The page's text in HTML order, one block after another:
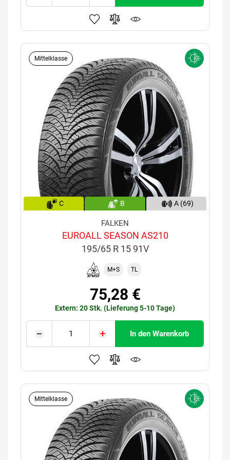
Mittelklasse
C B A (69)
FALKEN
EUROALL SEASON AS210
195/65 R 15 91V
M+S TL
75,28 €
Extern: 20 Stk. (Lieferung 5-10 Tage)
In den Warenkorb
Mittelklasse